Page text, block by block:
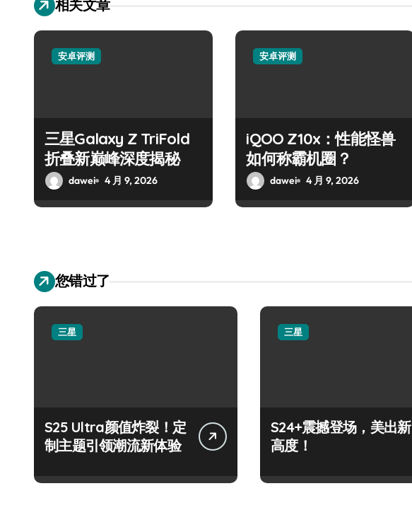
相关文章
安卓评测
三星Galaxy Z TriFold
折叠新巅峰深度揭秘
dawei 4 月 9, 2026
安卓评测
iQOO Z10x：性能怪兽
如何称霸机圈？
dawei 4 月 9, 2026
您错过了
三星
S25 Ultra颜值炸裂！定
制主题引领潮流新体验
三星
S24+震撼登场，美出新
高度！